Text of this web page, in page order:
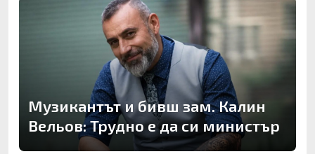
Музикантът и бивш зам. Калин
Вельов: Трудно е да си министър